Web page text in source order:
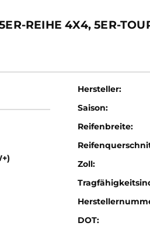
REIHE 4X4, 5ER-
Hersteller:
Saison:
Reifenbreite:
Zoll:
DOT: